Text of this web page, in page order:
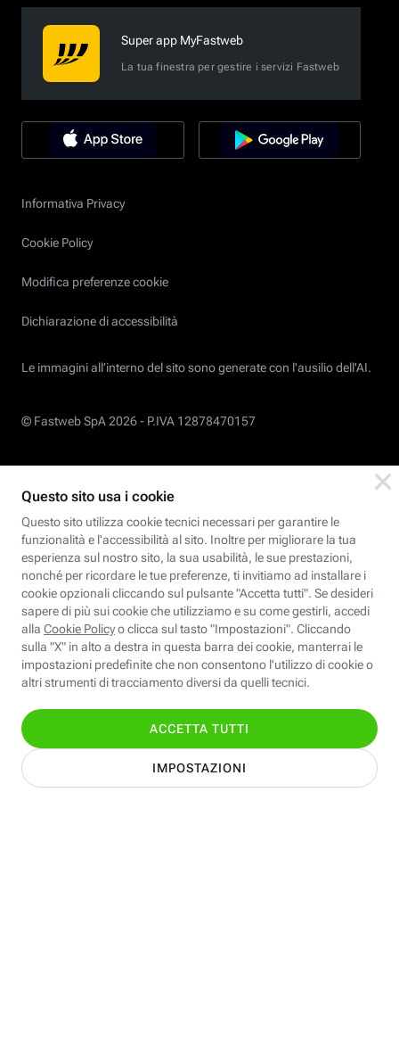
Super app MyFastweb
La tua finestra per gestire i servizi Fastweb
Informativa Privacy
Cookie Policy
Modifica preferenze cookie
Dichiarazione di accessibilità
Le immagini all’interno del sito sono generate con l'ausilio dell'AI.
© Fastweb SpA 2026 - P.IVA 12878470157